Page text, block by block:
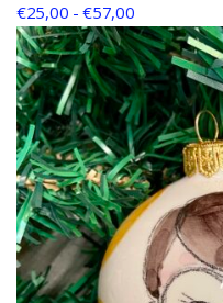
€25,00 - €57,00